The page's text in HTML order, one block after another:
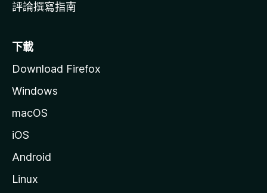
評論撰寫指南
下載
Download Firefox
Windows
macOS
iOS
Android
Linux